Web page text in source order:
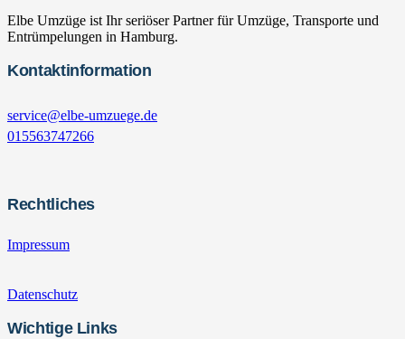
Elbe Umzüge ist Ihr seriöser Partner für Umzüge, Transporte und
Entrümpelungen in Hamburg.
Kontaktinformation
service@elbe-umzuege.de
015563747266
Rechtliches
Impressum
Datenschutz
Wichtige Links